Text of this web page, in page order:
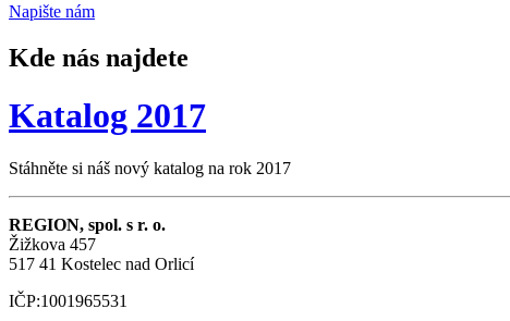
Napište nám
Kde nás najdete
Katalog 2017
Stáhněte si náš nový katalog na rok 2017
REGION, spol. s r. o.
Žižkova 457
517 41 Kostelec nad Orlicí
IČP:1001965531